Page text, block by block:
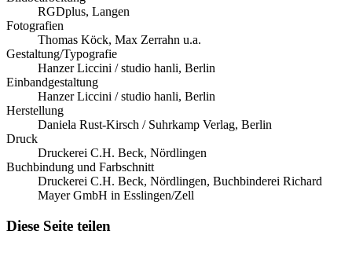
RGDplus, Langen
Fotografien
Thomas Köck, Max Zerrahn u.a.
Gestaltung/Typografie
Hanzer Liccini / studio hanli, Berlin
Einbandgestaltung
Hanzer Liccini / studio hanli, Berlin
Herstellung
Daniela Rust-Kirsch / Suhrkamp Verlag, Berlin
Druck
Druckerei C.H. Beck, Nördlingen
Buchbindung und Farbschnitt
Druckerei C.H. Beck, Nördlingen, Buchbinderei Richard
Mayer GmbH in Esslingen/Zell
Diese Seite teilen